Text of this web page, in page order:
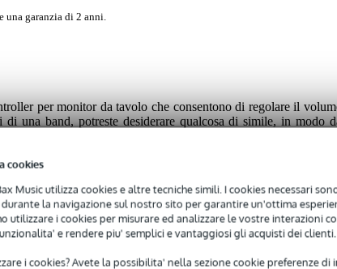
cookies
Music utilizza cookies e altre tecniche simili. I cookies necessari
la navigazione sul nostro sito per garantire un'ottima
utilizzare i cookies per misurare ed analizzare le vostre interazioni
e rendere piu' semplici e vantaggiosi gli acquisti dei clienti.
i cookies? Avete la possibilita' nella sezione cookie preferenze di
una garanzia di 2 anni.
per monitor da tavolo che consentono di regolare il
una band, potreste desiderare qualcosa di simile, in modo
con i vostri in-ear al volume che desiderate. In altre parole, un
il RockBoard HA 2 In Ear Headphone Amplifier. Non costa
XLR è saldamente collegato e si può persino agganciare alla